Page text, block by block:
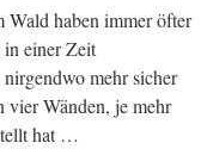
Wald haben immer öfter
einer Zeit
mehr sicher
vier Wänden, je mehr
hat …